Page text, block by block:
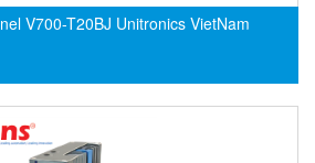
V700-T20BJ Unitronics VietNam